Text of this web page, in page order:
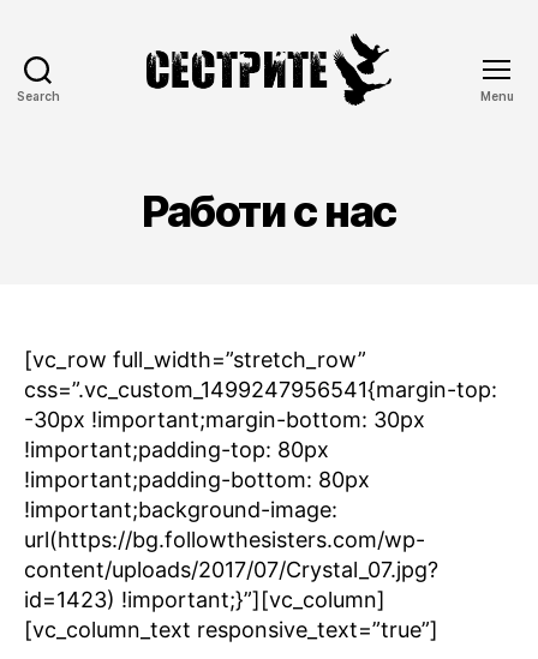
Search Menu
Работи с нас
[vc_row full_width=”stretch_row”
css=”.vc_custom_1499247956541{margin-top:
-30px !important;margin-bottom: 30px
!important;padding-top: 80px
!important;padding-bottom: 80px
!important;background-image:
url(https://bg.followthesisters.com/wp-
content/uploads/2017/07/Crystal_07.jpg?
id=1423) !important;}”][vc_column]
[vc_column_text responsive_text=”true”]